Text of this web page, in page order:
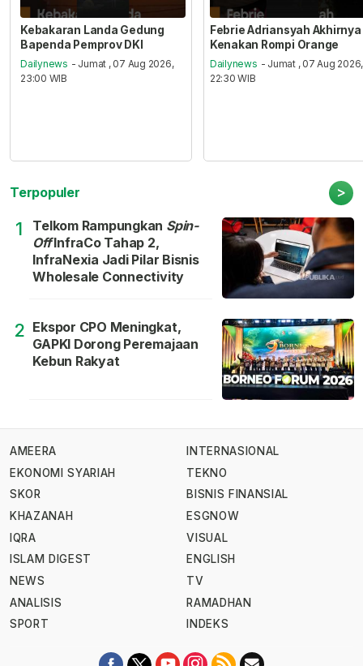
Kebakaran Landa Gedung
Bapenda Pemprov DKI
Dailynews - Jumat , 07 Aug 2026,
23:00 WIB
Febrie Adriansyah Akhirnya
Kenakan Rompi Orange
Dailynews - Jumat , 07 Aug 2026,
22:30 WIB
Terpopuler >
1 Telkom Rampungkan Spin-
OffInfraCo Tahap 2,
InfraNexia Jadi Pilar Bisnis
Wholesale Connectivity
2 Ekspor CPO Meningkat,
GAPKI Dorong Peremajaan
Kebun Rakyat
AMEERA
EKONOMI SYARIAH
SKOR
KHAZANAH
IQRA
ISLAM DIGEST
NEWS
ANALISIS
SPORT
INTERNASIONAL
TEKNO
BISNIS FINANSIAL
ESGNOW
VISUAL
ENGLISH
TV
RAMADHAN
INDEKS